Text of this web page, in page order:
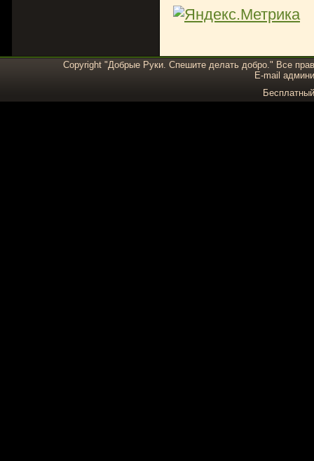
Copyright "Добрые Руки. Спешите делать добро." Все
E-mail